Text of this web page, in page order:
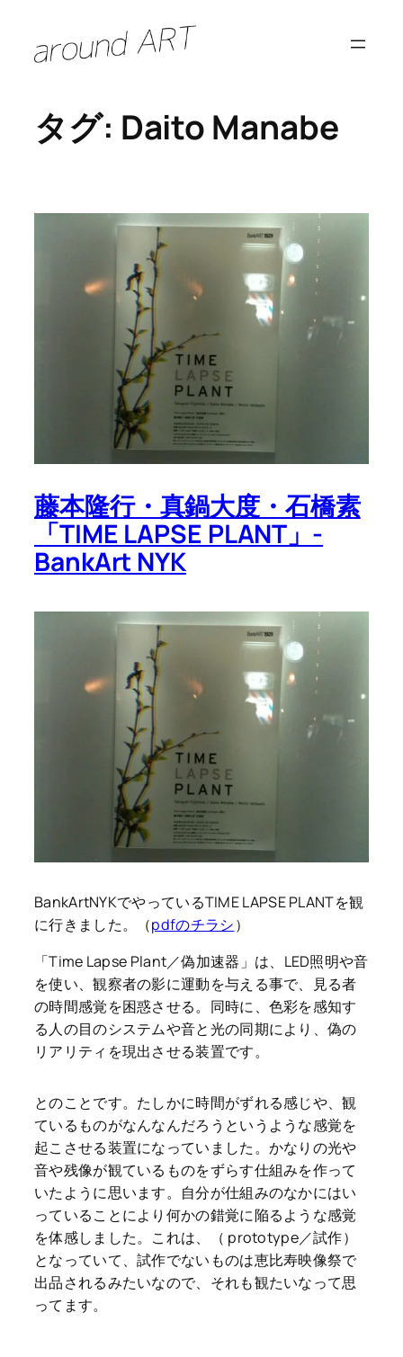
タグ: Daito Manabe
藤本隆行・真鍋大度・石橋素
「TIME LAPSE PLANT」-
BankArt NYK
BankArtNYKでやっているTIME LAPSE PLANTを観
に行きました。（pdfのチラシ）
「Time Lapse Plant／偽加速器」は、LED照明や音
を使い、観察者の影に運動を与える事で、見る者
の時間感覚を困惑させる。同時に、色彩を感知す
る人の目のシステムや音と光の同期により、偽の
リアリティを現出させる装置です。
とのことです。たしかに時間がずれる感じや、観
ているものがなんなんだろうというような感覚を
起こさせる装置になっていました。かなりの光や
音や残像が観ているものをずらす仕組みを作って
いたように思います。自分が仕組みのなかにはい
っていることにより何かの錯覚に陥るような感覚
を体感しました。これは、（ prototype／試作）
となっていて、試作でないものは恵比寿映像祭で
出品されるみたいなので、それも観たいなって思
ってます。